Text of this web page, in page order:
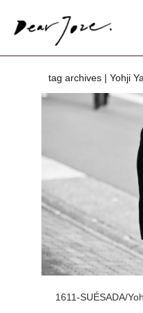
tag archives | Yohji
1611-SUÉSADA/